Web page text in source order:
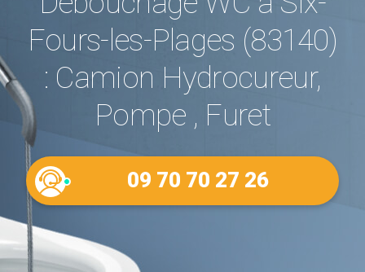
Fours-les-Plages (83140)
: Camion Hydrocureur,
Pompe , Furet
09 70 70 27 26